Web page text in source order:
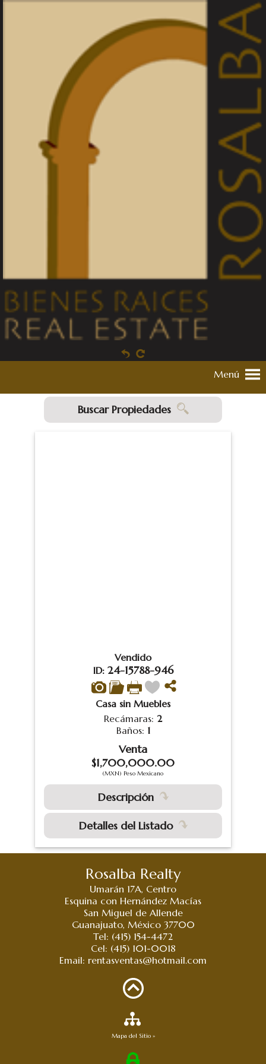
Menú
Buscar Propiedades
Vendido
ID: 24-15788-946
Casa sin Muebles
Recámaras: 2
Baños: 1
Venta
$1,700,000.00
(MXN) Peso Mexicano
Descripción
Detalles del Listado
Rosalba Realty
Umarán 17A, Centro
Esquina con Hernández Macías
San Miguel de Allende
Guanajuato, México 37700
Tel: (415) 154-4472
Cel: (415) 101-0018
Email: rentasventas@hotmail.com
Mapa del Sitio »